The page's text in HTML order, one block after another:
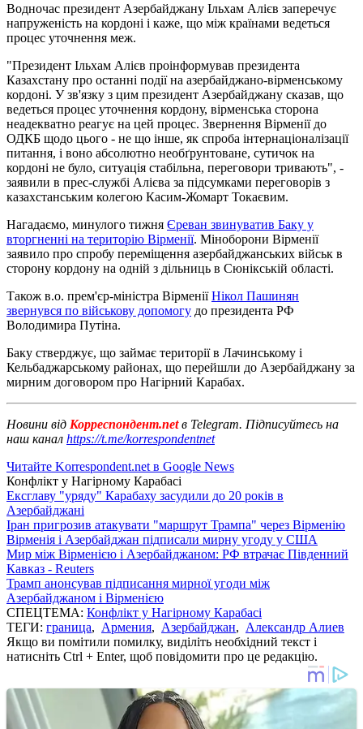
Водночас президент Азербайджану Ільхам Алієв заперечує
напруженість на кордоні і каже, що між країнами ведеться
процес уточнення меж.
"Президент Ільхам Алієв проінформував президента
Казахстану про останні події на азербайджано-вірменському
кордоні. У зв'язку з цим президент Азербайджану сказав, що
ведеться процес уточнення кордону, вірменська сторона
неадекватно реагує на цей процес. Звернення Вірменії до
ОДКБ щодо цього - не що інше, як спроба інтернаціоналізації
питання, і воно абсолютно необґрунтоване, сутичок на
кордоні не було, ситуація стабільна, переговори тривають", -
заявили в прес-службі Алієва за підсумками переговорів з
казахстанським колегою Касим-Жомарт Токаєвим.
Нагадаємо, минулого тижня Єреван звинуватив Баку у
вторгненні на територію Вірменії. Міноборони Вірменії
заявило про спробу переміщення азербайджанських військ в
сторону кордону на одній з дільниць в Сюнікській області.
Також в.о. прем'єр-міністра ВірменіїНікол Пашинян
звернувся по військову допомогу до президента РФ
Володимира Путіна.
Баку стверджує, що займає території в Лачинському і
Кельбаджарському районах, що перейшли до Азербайджану за
мирним договором про Нагірний Карабах.
Новини від Корреспондент.netв Telegram. Підписуйтесь на
наш канал https://t.me/korrespondentnet
Читайте Korrespondent.net в Google News
Конфлікт у Нагірному Карабасі
Ексглаву "уряду" Карабаху засудили до 20 років в
Азербайджані
Іран пригрозив атакувати "маршрут Трампа" через Вірменію
Вірменія і Азербайджан підписали мирну угоду у США
Мир між Вірменією і Азербайджаном: РФ втрачає Південний
Кавказ - Reuters
Трамп анонсував підписання мирної угоди між
Азербайджаном і Вірменією
СПЕЦТЕМА: Конфлікт у Нагірному Карабасі
ТЕГИ: граница, Армения, Азербайджан, Александр Алиев
Якщо ви помітили помилку, виділіть необхідний текст і
натисніть Ctrl + Enter, щоб повідомити про це редакцію.